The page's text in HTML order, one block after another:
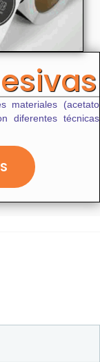
materiales (acetato
diferentes técnicas